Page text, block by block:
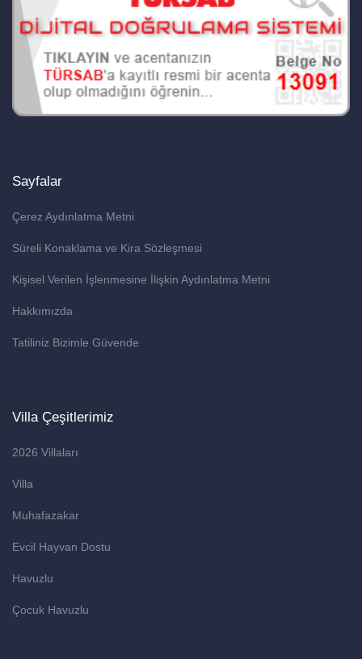
Sayfalar
Çerez Aydınlatma Metni
Süreli Konaklama ve Kira Sözleşmesi
Kişisel Verilen İşlenmesine İlişkin Aydınlatma Metni
Hakkımızda
Tatiliniz Bizimle Güvende
Villa Çeşitlerimiz
2026 Villaları
Villa
Muhafazakar
Evcil Hayvan Dostu
Havuzlu
Çocuk Havuzlu